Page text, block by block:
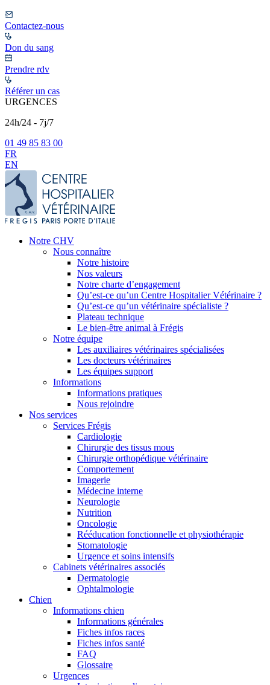
Contactez-nous
Don du sang
Prendre rdv
Référer un cas
URGENCES
24h/24 - 7j/7
01 49 85 83 00
FR
EN
Notre CHV
Nous connaître
Notre histoire
Nos valeurs
Notre charte d’engagement
Qu’est-ce qu’un Centre Hospitalier Vétérinaire ?
Qu’est-ce qu’un vétérinaire spécialiste ?
Plateau technique
Le bien-être animal à Frégis
Notre équipe
Les auxiliaires vétérinaires spécialisées
Les docteurs vétérinaires
Les équipes support
Informations
Informations pratiques
Nous rejoindre
Nos services
Services Frégis
Cardiologie
Chirurgie des tissus mous
Chirurgie orthopédique vétérinaire
Comportement
Imagerie
Médecine interne
Neurologie
Nutrition
Oncologie
Rééducation fonctionnelle et physiothérapie
Stomatologie
Urgence et soins intensifs
Cabinets vétérinaires associés
Dermatologie
Ophtalmologie
Chien
Informations chien
Informations générales
Fiches infos races
Fiches infos santé
FAQ
Glossaire
Urgences